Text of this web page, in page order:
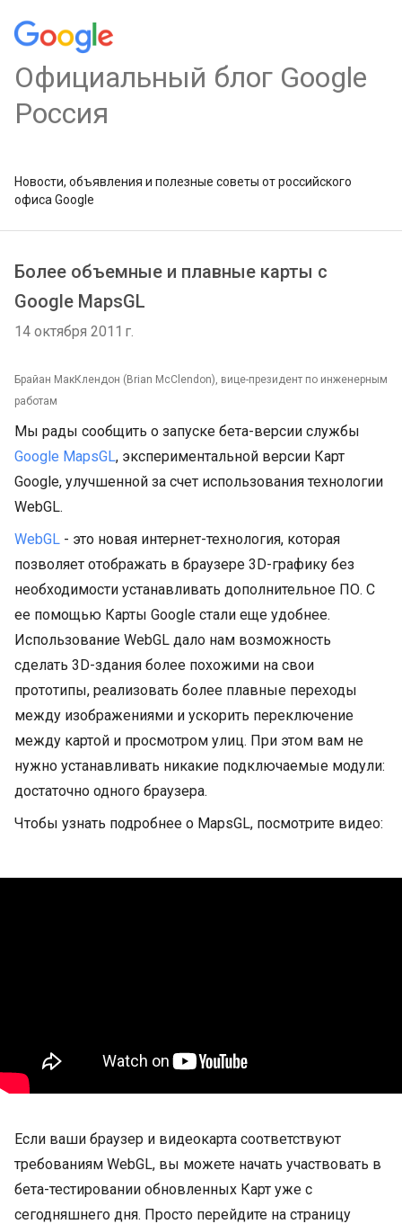
Официальный блог Google
Россия
Новости, объявления и полезные советы от российского
офиса Google
Более объемные и плавные карты с
Google MapsGL
14 октября 2011 г.
Брайан МакКлендон (Brian McClendon), вице-президент по инженерным
работам
Мы рады сообщить о запуске бета-версии службы
Google MapsGL, экспериментальной версии Карт
Google, улучшенной за счет использования технологии
WebGL.
WebGL - это новая интернет-технология, которая
позволяет отображать в браузере 3D-графику без
необходимости устанавливать дополнительное ПО. С
ее помощью Карты Google стали еще удобнее.
Использование WebGL дало нам возможность
сделать 3D-здания более похожими на свои
прототипы, реализовать более плавные переходы
между изображениями и ускорить переключение
между картой и просмотром улиц. При этом вам не
нужно устанавливать никакие подключаемые модули:
достаточно одного браузера.
Чтобы узнать подробнее о MapsGL, посмотрите видео:
Если ваши браузер и видеокарта соответствуют
требованиям WebGL, вы можете начать участвовать в
бета-тестировании обновленных Карт уже с
сегодняшнего дня. Просто перейдите на страницу